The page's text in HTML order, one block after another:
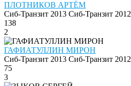
ПЛОТНИКОВ АРТЁМ
Сиб-Транзит 2013 Сиб-Транзит 2012
138
2
ГАФИАТУЛЛИН МИРОН
Сиб-Транзит 2013 Сиб-Транзит 2012
75
3